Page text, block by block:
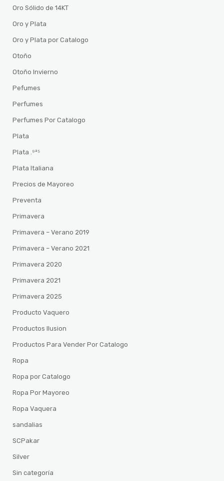
Oro Sólido de 14KT
Oro y Plata
Oro y Plata por Catalogo
Otoño
Otoño Invierno
Pefumes
Perfumes
Perfumes Por Catalogo
Plata
Plata .⁹²⁵
Plata Italiana
Precios de Mayoreo
Preventa
Primavera
Primavera – Verano 2019
Primavera – Verano 2021
Primavera 2020
Primavera 2021
Primavera 2025
Producto Vaquero
Productos Ilusion
Productos Para Vender Por Catalogo
Ropa
Ropa por Catalogo
Ropa Por Mayoreo
Ropa Vaquera
sandalias
SCPakar
Silver
Sin categoría